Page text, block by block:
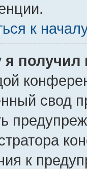
к
я получил
свод
к